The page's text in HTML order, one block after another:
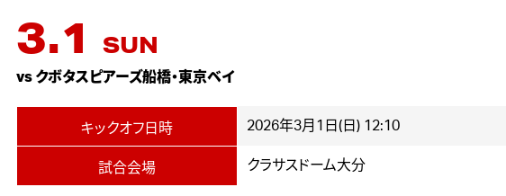
3.1 SUN
vs クボタスピアーズ船橋・東京ベイ
キックオフ日時 2026年3月1日(日) 12:10
試合会場 クラサスドーム大分